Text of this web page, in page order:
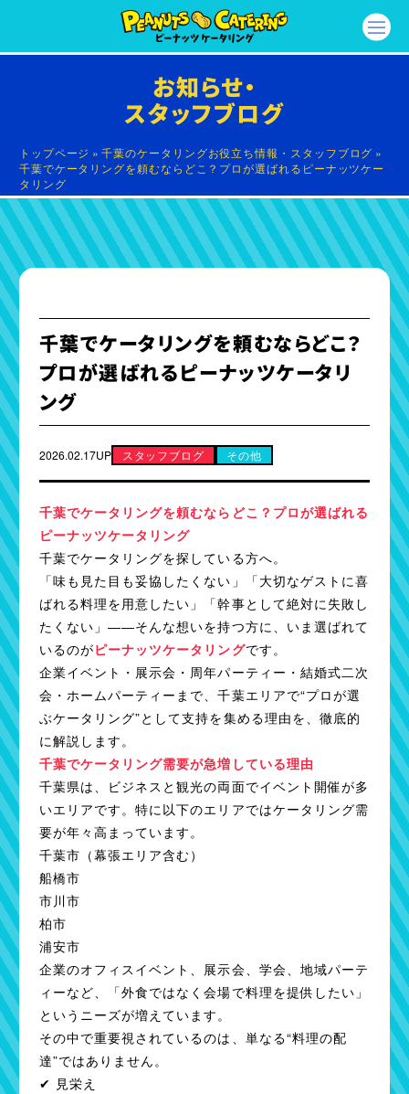
お知らせ・
スタッフブログ
トップページ »千葉のケータリングお役立ち情報・スタッフブログ »
千葉でケータリングを頼むならどこ？プロが選ばれるピーナッツケー
タリング
千葉でケータリングを頼むならどこ？
プロが選ばれるピーナッツケータリ
ング
2026.02.17UP スタッフブログ その他
千葉でケータリングを頼むならどこ？プロが選ばれる
ピーナッツケータリング
千葉でケータリングを探している方へ。
「味も見た目も妥協したくない」「大切なゲストに喜
ばれる料理を用意したい」「幹事として絶対に失敗し
たくない」――そんな想いを持つ方に、いま選ばれて
いるのがピーナッツケータリングです。
企業イベント・展示会・周年パーティー・結婚式二次
会・ホームパーティーまで、千葉エリアで“プロが選
ぶケータリング”として支持を集める理由を、徹底的
に解説します。
千葉でケータリング需要が急増している理由
千葉県は、ビジネスと観光の両面でイベント開催が多
いエリアです。特に以下のエリアではケータリング需
要が年々高まっています。
千葉市（幕張エリア含む）
船橋市
市川市
柏市
浦安市
企業のオフィスイベント、展示会、学会、地域パーテ
ィーなど、「外食ではなく会場で料理を提供したい」
というニーズが増えています。
その中で重要視されているのは、単なる“料理の配
達”ではありません。
✔ 見栄え